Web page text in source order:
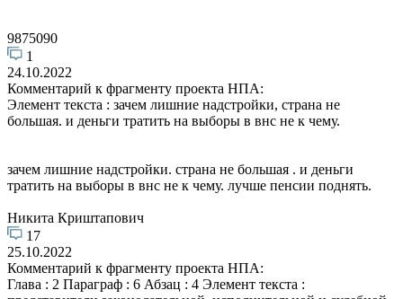
9875090
1
24.10.2022
Комментарий к фрагменту проекта НПА:
Элемент текста : зачем лишние надстройки, страна не
большая. и деньги тратить на выборы в внс не к чему.
зачем лишние надстройки. страна не большая . и деньги
тратить на выборы в внс не к чему. лучше пенсии поднять.
Никита Криштапович
17
25.10.2022
Комментарий к фрагменту проекта НПА:
Глава : 2 Параграф : 6 Абзац : 4 Элемент текста :